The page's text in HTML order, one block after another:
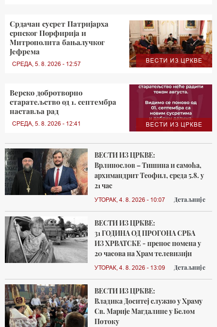
ВЕСТИ ИЗ ЦРКВЕ
Срдачан сусрет Патријарха
српског Порфирија и
Митрополита бањалучког
Јефрема
СРЕДА, 5. 8. 2026 - 12:57
ВЕСТИ ИЗ ЦРКВЕ
Верско добротворно
старатељство од 1. септембра
наставља рад
СРЕДА, 5. 8. 2026 - 12:41
ВЕСТИ ИЗ ЦРКВЕ:
Врлинослов – Тишина и самоћа,
архимандрит Теофил, среда 5.8. у
21 час
УТОРАК, 4. 8. 2026 - 10:07 Детаљније
ВЕСТИ ИЗ ЦРКВЕ:
31 ГОДИНА ОД ПРОГОНА СРБА
ИЗ ХРВАТСКЕ - пренос помена у
20 часова на Храм телевизији
УТОРАК, 4. 8. 2026 - 13:09 Детаљније
ВЕСТИ ИЗ ЦРКВЕ:
Владика Доситеј служио у Храму
Св. Марије Магдалине у Белом
Потоку